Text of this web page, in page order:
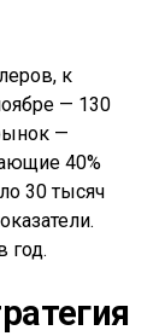
к
— 130
—
40%
30 тысяч
год.